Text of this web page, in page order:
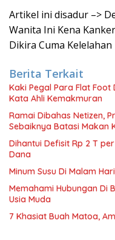
Artikel ini disadur –>
Wanita Ini Kena
Dikira Cuma Kelelahan
Berita Terkait
Kaki Pegal Para Flat Foot
Kata Ahli Kemakmuran
Ramai Dibahas Netizen,
Sebaiknya Batasi Makan
Dihantui Defisit Rp 2 T
Dana
Minum Susu Di Malam
Memahami Hubungan Di
Usia Muda
7 Khasiat Buah Matoa,